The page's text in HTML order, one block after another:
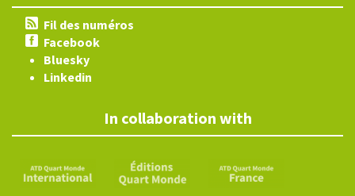
Fil des numéros
Facebook
Bluesky
Linkedin
In collaboration with